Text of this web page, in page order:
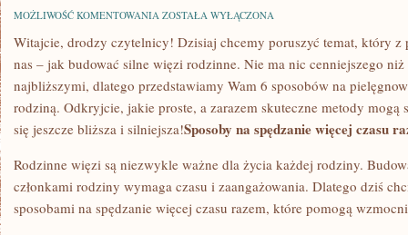
MOŻLIWOŚĆ KOMENTOWANIA 6
NA
BUDOWANIE
SILNYCH
WIĘZI
RODZINNYCH
ZOSTAŁA WYŁĄCZONA
Witajcie, drodzy⁣ czytelnicy! Dzisiaj chcemy poruszyć⁤ temat,⁢ który z
nas – jak budować silne więzi rodzinne. Nie⁣ ma nic cenniejszego
⁢najbliższymi, dlatego przedstawiamy Wam 6 sposobów ‌na
⁤rodziną. Odkryjcie, jakie⁢ proste, a zarazem​ skuteczne metody mogą
się jeszcze bliższa i⁣ silniejsza!Sposoby na spędzanie ​więcej czasu
Rodzinne więzi​ są⁣ niezwykle ważne⁣ dla życia każdej rodziny.
członkami‌ rodziny wymaga czasu ‌i zaangażowania. Dlatego dziś
sposobami⁢ na⁣ spędzanie więcej czasu razem, które pomogą